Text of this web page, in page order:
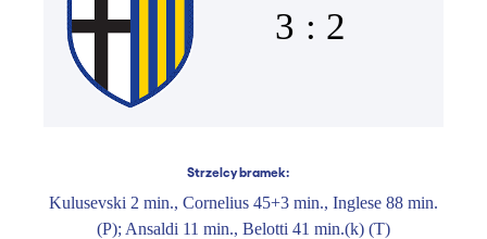
3 : 2
Strzelcy bramek:
Kulusevski 2 min., Cornelius 45+3 min., Inglese 88 min.
(P); Ansaldi 11 min., Belotti 41 min.(k) (T)